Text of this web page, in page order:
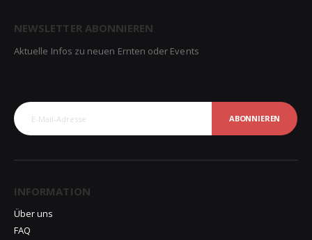
NEWSLETTER ABONNIEREN
Aktuelle Infos zu neuen Ernten oder Events
ABONNIEREN
INFORMATION
Über uns
FAQ